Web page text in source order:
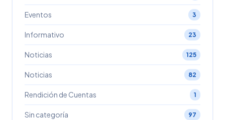
Eventos 3
Informativo 23
Noticias 125
Noticias 82
Rendición de Cuentas 1
Sin categoría 97